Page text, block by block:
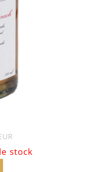
stock